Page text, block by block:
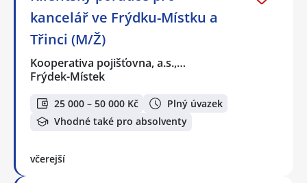
kancelář ve Frýdku-Místku a
Třinci (M/Ž)
Kooperativa pojišťovna, a.s.,…
Frýdek-Místek
25 000 – 50 000 Kč
Plný úvazek
Vhodné také pro absolventy
včerejší